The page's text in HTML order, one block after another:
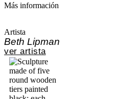
Más información
Artista
Beth Lipman
ver artista